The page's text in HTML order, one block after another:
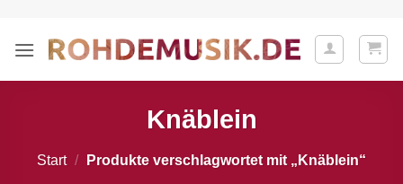
springen
Knäblein
Start / Produkte verschlagwortet mit „Knäblein“